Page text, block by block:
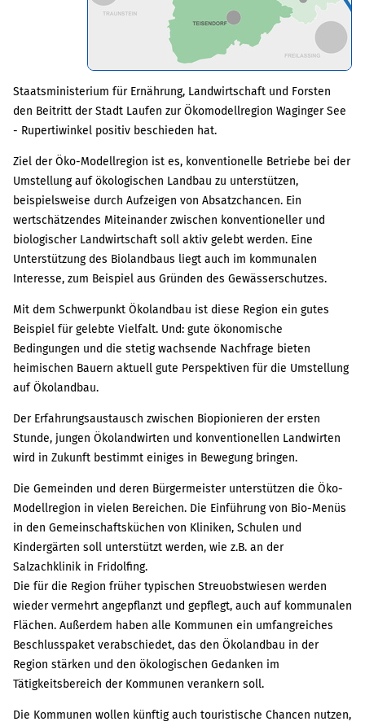
Staatsministerium für Ernährung, Landwirtschaft und Forsten
den Beitritt der Stadt Laufen zur Ökomodellregion Waginger See
- Rupertiwinkel positiv beschieden hat.
Ziel der Öko-Modellregion ist es, konventionelle Betriebe bei der
Umstellung auf ökologischen Landbau zu unterstützen,
beispielsweise durch Aufzeigen von Absatzchancen. Ein
wertschätzendes Miteinander zwischen konventioneller und
biologischer Landwirtschaft soll aktiv gelebt werden. Eine
Unterstützung des Biolandbaus liegt auch im kommunalen
Interesse, zum Beispiel aus Gründen des Gewässerschutzes.
Mit dem Schwerpunkt Ökolandbau ist diese Region ein gutes
Beispiel für gelebte Vielfalt. Und: gute ökonomische
Bedingungen und die stetig wachsende Nachfrage bieten
heimischen Bauern aktuell gute Perspektiven für die Umstellung
auf Ökolandbau.
Der Erfahrungsaustausch zwischen Biopionieren der ersten
Stunde, jungen Ökolandwirten und konventionellen Landwirten
wird in Zukunft bestimmt einiges in Bewegung bringen.
Die Gemeinden und deren Bürgermeister unterstützen die Öko-
Modellregion in vielen Bereichen. Die Einführung von Bio-Menüs
in den Gemeinschaftsküchen von Kliniken, Schulen und
Kindergärten soll unterstützt werden, wie z.B. an der
Salzachklinik in Fridolfing.
Die für die Region früher typischen Streuobstwiesen werden
wieder vermehrt angepflanzt und gepflegt, auch auf kommunalen
Flächen. Außerdem haben alle Kommunen ein umfangreiches
Beschlusspaket verabschiedet, das den Ökolandbau in der
Region stärken und den ökologischen Gedanken im
Tätigkeitsbereich der Kommunen verankern soll.
Die Kommunen wollen künftig auch touristische Chancen nutzen,